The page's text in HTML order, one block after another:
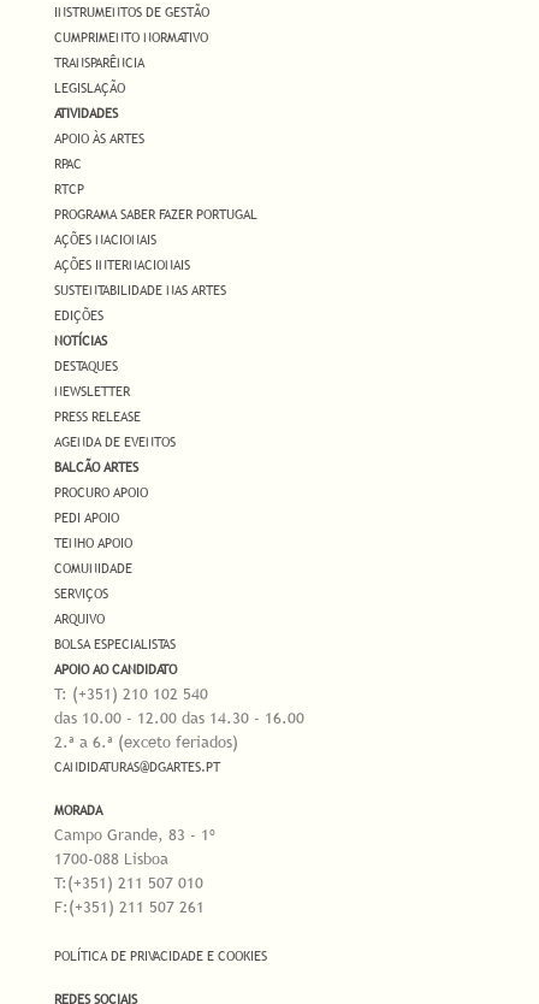
INSTRUMENTOS DE GESTÃO
CUMPRIMENTO NORMATIVO
TRANSPARÊNCIA
LEGISLAÇÃO
ATIVIDADES
APOIO ÀS ARTES
RPAC
RTCP
PROGRAMA SABER FAZER PORTUGAL
AÇÕES NACIONAIS
AÇÕES INTERNACIONAIS
SUSTENTABILIDADE NAS ARTES
EDIÇÕES
NOTÍCIAS
DESTAQUES
NEWSLETTER
PRESS RELEASE
AGENDA DE EVENTOS
BALCÃO ARTES
PROCURO APOIO
PEDI APOIO
TENHO APOIO
COMUNIDADE
SERVIÇOS
ARQUIVO
BOLSA ESPECIALISTAS
APOIO AO CANDIDATO
T: (+351) 210 102 540
das 10.00 - 12.00 das 14.30 - 16.00
2.ª a 6.ª (exceto feriados)
CANDIDATURAS@DGARTES.PT
MORADA
Campo Grande, 83 - 1º
1700-088 Lisboa
T:(+351) 211 507 010
F:(+351) 211 507 261
POLÍTICA DE PRIVACIDADE E COOKIES
REDES SOCIAIS